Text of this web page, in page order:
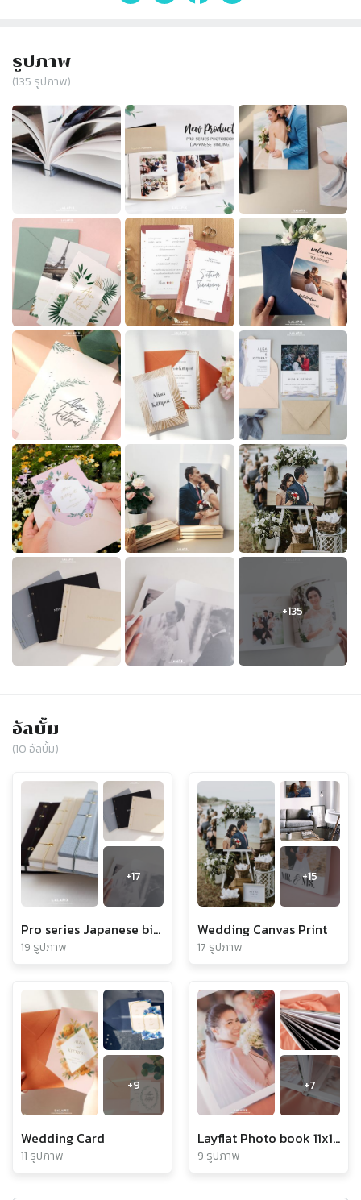
รูปภาพ
(135 รูปภาพ)
อัลบั้ม
(10 อัลบั้ม)
+17
Pro series Japanese binding book 11x14 inch 40 pcs
19 รูปภาพ
+15
Wedding Canvas Print
17 รูปภาพ
+9
Wedding Card
11 รูปภาพ
+7
Layflat Photo book 11x14 inch landscape 20pcs
9 รูปภาพ